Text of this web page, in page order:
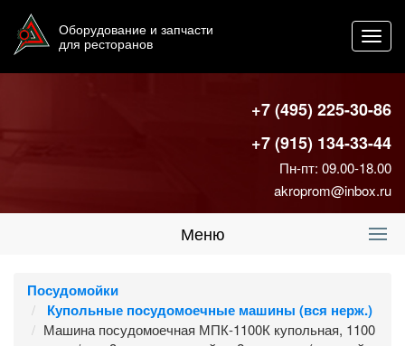
Оборудование и запчасти
для ресторанов
+7 (495) 225-30-86
+7 (915) 134-33-44
Пн-пт: 09.00-18.00
akroprom@inbox.ru
Меню
Посудомойки
Купольные посудомоечные машины (вся нерж.)
Машина посудомоечная МПК-1100К купольная, 1100